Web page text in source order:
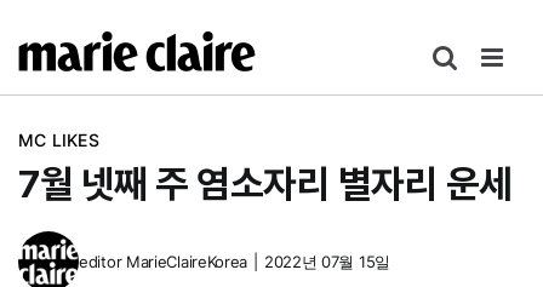
텐
MC LIKES
7월 넷째 주 염소자리 별자리 운세
editor MarieClaireKorea 2022년 07월 15일